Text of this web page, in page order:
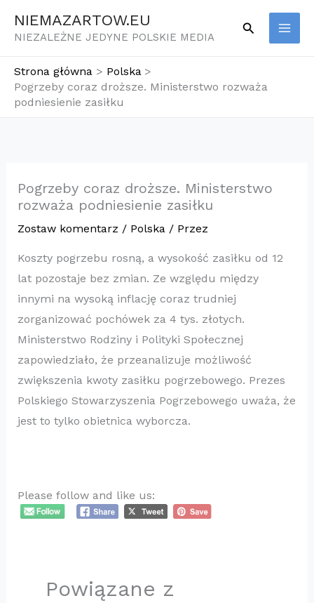
NIEMAZARTOW.EU
NIEZALEŻNE JEDYNE POLSKIE MEDIA
Szukaj
Strona główna
Polska
Pogrzeby coraz droższe. Ministerstwo rozważa
podniesienie zasiłku
Pogrzeby coraz droższe. Ministerstwo
rozważa podniesienie zasiłku
Zostaw komentarz / Polska/ Przez
Koszty pogrzebu rosną, a wysokość zasiłku od 12
lat pozostaje bez zmian. Ze względu między
innymi na wysoką inflację coraz trudniej
zorganizować pochówek za 4 tys. złotych.
Ministerstwo Rodziny i Polityki Społecznej
zapowiedziało, że przeanalizuje możliwość
zwiększenia kwoty zasiłku pogrzebowego. Prezes
Polskiego Stowarzyszenia Pogrzebowego uważa, że
jest to tylko obietnica wyborcza.
Please follow and like us:
Powiązane z